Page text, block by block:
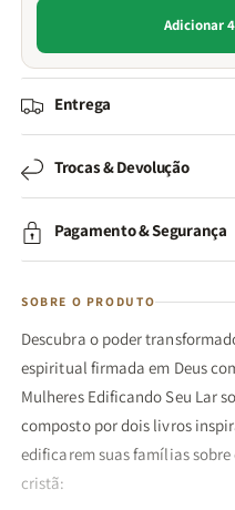
Adicionar
Entrega
Trocas & Devolução
Pagamento & Segurança
SOBRE O PRODUTO
Descubra o poder
espiritual firmada em Deus
Mulheres Edificando Seu Lar
composto por dois livros
edificarem suas famílias
cristã: